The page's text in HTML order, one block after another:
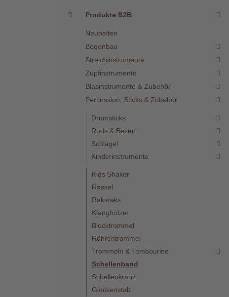
Produkte B2B
Neuheiten
Bogenbau
Streichinstrumente
Zupfinstrumente
Blasinstrumente & Zubehör
Percussion, Sticks & Zubehör
Drumsticks
Rods & Besen
Schlägel
Kinderinstrumente
Kids Shaker
Rassel
Rakataks
Klanghölzer
Blocktrommel
Röhrentrommel
Trommeln & Tambourine
Schellenband
Schellenkranz
Glockenstab